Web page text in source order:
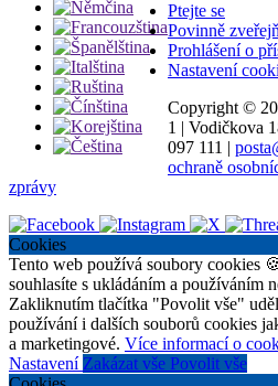
Ptejte se
Povinně
Prohlášení o
Nastavení
Copyright ©
1 | Vodičkova
097 111 |
ochraně
zprávy
Cookies
Tento web používá soubory cookies
souhlasíte s ukládáním a používáním
Zakliknutím tlačítka "Povolit vše"
používání i dalších souborů cookies
a marketingové. Více informací o
Nastavení Zakázat vše Povolit vše